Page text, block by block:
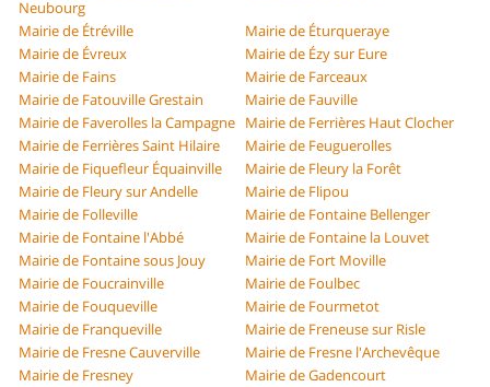
Neubourg
Mairie de Étréville
Mairie de Éturqueraye
Mairie de Évreux
Mairie de Ézy sur Eure
Mairie de Fains
Mairie de Farceaux
Mairie de Fatouville Grestain
Mairie de Fauville
Mairie de Faverolles la Campagne Mairie de Ferrières Haut Clocher
Mairie de Ferrières Saint Hilaire
Mairie de Feuguerolles
Mairie de Fiquefleur Équainville
Mairie de Fleury la Forêt
Mairie de Fleury sur Andelle
Mairie de Flipou
Mairie de Folleville
Mairie de Fontaine Bellenger
Mairie de Fontaine l'Abbé
Mairie de Fontaine la Louvet
Mairie de Fontaine sous Jouy
Mairie de Fort Moville
Mairie de Foucrainville
Mairie de Foulbec
Mairie de Fouqueville
Mairie de Fourmetot
Mairie de Franqueville
Mairie de Freneuse sur Risle
Mairie de Fresne Cauverville
Mairie de Fresne l'Archevêque
Mairie de Fresney
Mairie de Gadencourt